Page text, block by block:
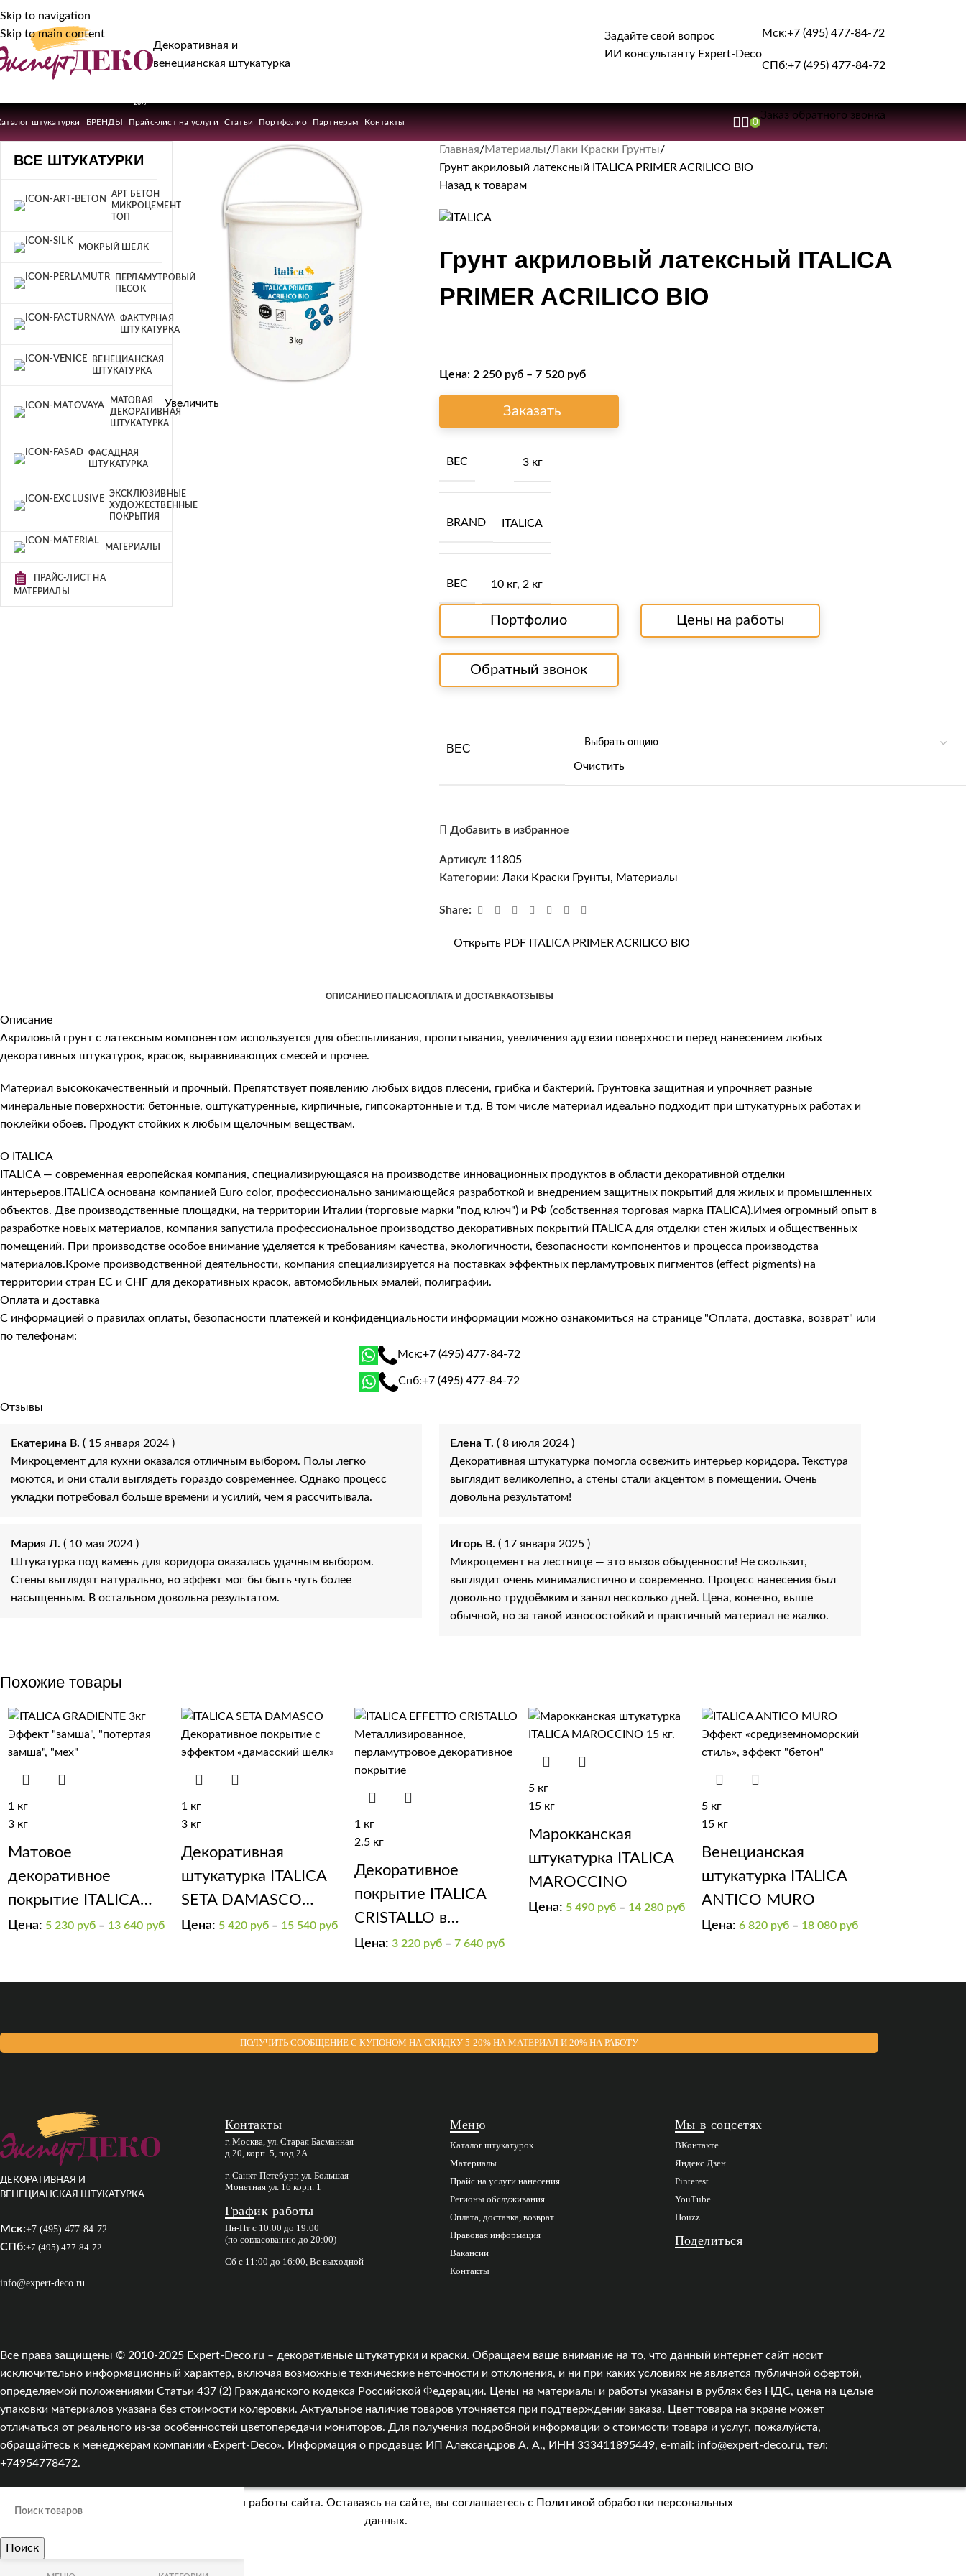
Skip to navigation
Skip to main content
Декоративная и
венецианская штукатурка
Задайте свой вопрос
ИИ консультанту Expert-Deco
Мск:+7 (495) 477-84-72
СПб:+7 (495) 477-84-72
штукатурки БРЕНДЫ Прайс-лист на услуги
-20%
Статьи Портфолио Партнерам Контакты 0
Заказ обратного звонка
ВСЕ ШТУКАТУРКИ
АРТ БЕТОН
МИКРОЦЕМЕНТ
ТОП
МОКРЫЙ ШЕЛК
ПЕРЛАМУТРОВЫЙ
ПЕСОК
ФАКТУРНАЯ
ШТУКАТУРКА
ВЕНЕЦИАНСКАЯ
ШТУКАТУРКА
МАТОВАЯ
ДЕКОРАТИВНАЯ
ШТУКАТУРКА
ФАСАДНАЯ
ШТУКАТУРКА
ЭКСКЛЮЗИВНЫЕ
ХУДОЖЕСТВЕННЫЕ
ПОКРЫТИЯ
МАТЕРИАЛЫ
ПРАЙС-ЛИСТ НА
МАТЕРИАЛЫ
Увеличить
Главная Материалы Лаки Краски Грунты
Грунт акриловый латексный ITALICA PRIMER ACRILICO BIO
Назад к товарам
Грунт акриловый латексный ITALICA
PRIMER ACRILICO BIO
Цена: 2 250 руб – 7 520 руб
Заказать
ВЕС 3 кг
BRAND ITALICA
ВЕС 10 кг, 2 кг
Портфолио Цены на работы
Обратный звонок
ВЕС
Очистить
Добавить в избранное
Артикул: 11805
Категории: Лаки Краски Грунты, Материалы
Share:
Открыть PDF ITALICA PRIMER ACRILICO BIO
ОПИСАНИЕО ITALICAОПЛАТА И ДОСТАВКАОТЗЫВЫ
Описание
Акриловый грунт с латексным компонентом используется для обеспыливания, пропитывания, увеличения адгезии поверхности перед нанесением любых
декоративных штукатурок, красок, выравнивающих смесей и прочее.
Материал высококачественный и прочный. Препятствует появлению любых видов плесени, грибка и бактерий. Грунтовка защитная и упрочняет разные
минеральные поверхности: бетонные, оштукатуренные, кирпичные, гипсокартонные и т.д. В том числе материал идеально подходит при штукатурных работах и
поклейки обоев. Продукт стойких к любым щелочным веществам.
О ITALICA
ITALICA — современная европейская компания, специализирующаяся на производстве инновационных продуктов в области декоративной отделки
интерьеров.ITALICA основана компанией Euro color, профессионально занимающейся разработкой и внедрением защитных покрытий для жилых и промышленных
объектов. Две производственные площадки, на территории Италии (торговые марки "под ключ") и РФ (собственная торговая марка ITALICA).Имея огромный опыт в
разработке новых материалов, компания запустила профессиональное производство декоративных покрытий ITALICA для отделки стен жилых и общественных
помещений. При производстве особое внимание уделяется к требованиям качества, экологичности, безопасности компонентов и процесса производства
материалов.Кроме производственной деятельности, компания специализируется на поставках эффектных перламутровых пигментов (effect pigments) на
территории стран ЕС и СНГ для декоративных красок, автомобильных эмалей, полиграфии.
Оплата и доставка
С информацией о правилах оплаты, безопасности платежей и конфиденциальности информации можно ознакомиться на странице "Оплата, доставка, возврат" или
по телефонам:
Мск:+7 (495) 477-84-72
Спб:+7 (495) 477-84-72
Отзывы
Екатерина В. ( 15 января 2024 )
Микроцемент для кухни оказался отличным выбором. Полы легко
моются, и они стали выглядеть гораздо современнее. Однако процесс
укладки потребовал больше времени и усилий, чем я рассчитывала.
Мария Л. ( 10 мая 2024 )
Штукатурка под камень для коридора оказалась удачным выбором.
Стены выглядят натурально, но эффект мог бы быть чуть более
насыщенным. В остальном довольна результатом.
Елена Т. ( 8 июля 2024 )
Декоративная штукатурка помогла освежить интерьер коридора. Текстура
выглядит великолепно, а стены стали акцентом в помещении. Очень
довольна результатом!
Игорь В. ( 17 января 2025 )
Микроцемент на лестнице — это вызов обыденности! Не скользит,
выглядит очень минималистично и современно. Процесс нанесения был
довольно трудоёмким и занял несколько дней. Цена, конечно, выше
обычной, но за такой износостойкий и практичный материал не жалко.
Похожие товары
1 кг
3 кг
Матовое
декоративное
покрытие ITALICA
GRADIENTE эффект
Цена: 5 230 руб – 13 640 руб
1 кг
3 кг
Декоративная
штукатурка ITALICA
SETA DAMASCO
классический шелк
Цена: 5 420 руб – 15 540 руб
1 кг
2.5 кг
Декоративное
покрытие ITALICA
CRISTALLO в
выраженным
Цена:3 220 руб – 7 640 руб
5 кг
15 кг
Марокканская
штукатурка ITALICA
MAROCCINO
Цена: 5 490 руб – 14 280 руб
5 кг
15 кг
Венецианская
штукатурка ITALICA
ANTICO MURO
Цена: 6 820 руб – 18 080 руб
ПОЛУЧИТЬ СООБЩЕНИЕ С КУПОНОМ НА СКИДКУ 5-20% НА МАТЕРИАЛ И 20% НА РАБОТУ
ДЕКОРАТИВНАЯ И
ВЕНЕЦИАНСКАЯ ШТУКАТУРКА
Мск:+7 (495) 477-84-72
СПб:+7 (495) 477-84-72
info@expert-deco.ru
Контакты
г. Москва, ул. Старая Басманная
д.20, корп. 5, под 2А
г. Санкт-Петебург, ул. Большая
Монетная ул. 16 корп. 1
График работы
Пн-Пт с 10:00 до 19:00
(по согласованию до 20:00)
Сб с 11:00 до 16:00, Вс выходной
Меню
Каталог штукатурок
Материалы
Прайс на услуги нанесения
Регионы обслуживания
Оплата, доставка, возврат
Правовая информация
Вакансии
Контакты
Мы в соцсетях
ВКонтакте
Яндекс Дзен
Pinterest
YouTube
Houzz
Поделиться
Все права защищены © 2010-2025 Expert-Deco.ru – декоративные штукатурки и краски. Обращаем ваше внимание на то, что данный интернет сайт носит
исключительно информационный характер, включая возможные технические неточности и отклонения, и ни при каких условиях не является публичной офертой,
определяемой положениями Статьи 437 (2) Гражданского кодекса Российской Федерации. Цены на материалы и работы указаны в рублях без НДС, цена на целые
упаковки материалов указана без стоимости колеровки. Актуальное наличие товаров уточняется при подтверждении заказа. Цвет товара на экране может
отличаться от реального из‑за особенностей цветопередачи мониторов. Для получения подробной информации о стоимости товара и услуг, пожалуйста,
обращайтесь к менеджерам компании «Expert-Deco». Информация о продавце: ИП Александров А. А., ИНН 333411895449, e-mail: info@expert-deco.ru, тел:
+74954778472.
Поиск
Мы используем cookies для улучшения работы сайта. Оставаясь на сайте, вы соглашаетесь с Политикой обработки персональных
данных.
Больше информации